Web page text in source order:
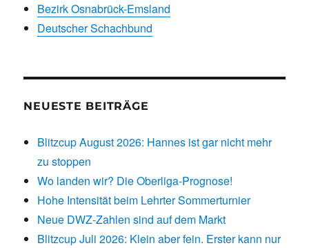
Bezirk Osnabrück-Emsland
Deutscher Schachbund
NEUESTE BEITRÄGE
Blitzcup August 2026: Hannes ist gar nicht mehr
zu stoppen
Wo landen wir? Die Oberliga-Prognose!
Hohe Intensität beim Lehrter Sommerturnier
Neue DWZ-Zahlen sind auf dem Markt
Blitzcup Juli 2026: Klein aber fein. Erster kann nur